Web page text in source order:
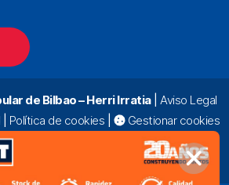
de Bilbao – Herri Irratia| Aviso Legal
Política de cookies
Gestionar cookies
7º 48009 Bilbao |
94 423 92 00|